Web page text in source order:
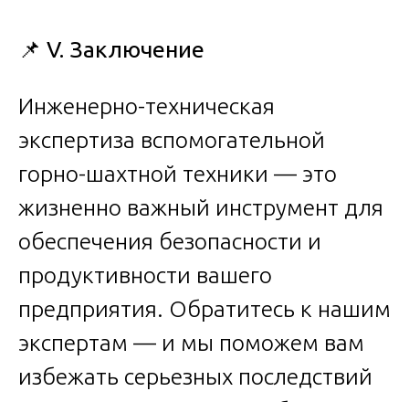
📌 V. Заключение
Инженерно-техническая
экспертиза вспомогательной
горно-шахтной техники — это
жизненно важный инструмент для
обеспечения безопасности и
продуктивности вашего
предприятия. Обратитесь к нашим
экспертам — и мы поможем вам
избежать серьезных последствий